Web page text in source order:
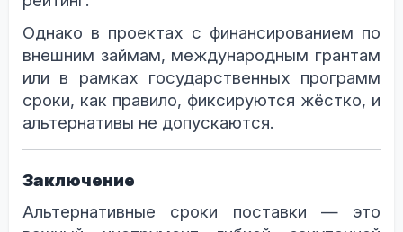
Однако в проектах с финансированием по
внешним займам, международным грантам
или в рамках государственных программ
сроки, как правило, фиксируются жёстко, и
альтернативы не допускаются.
Заключение
Альтернативные сроки поставки — это